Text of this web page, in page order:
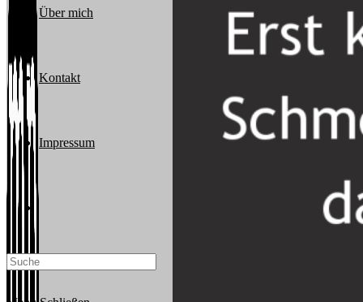
Über mich
Kontakt
Impressum
Suche